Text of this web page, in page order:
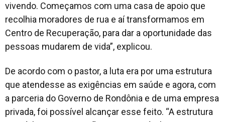
vivendo. Começamos com uma casa de apoio que
recolhia moradores de rua e aí transformamos em
Centro de Recuperação, para dar a oportunidade das
pessoas mudarem de vida”, explicou.
De acordo com o pastor, a luta era por uma estrutura
que atendesse as exigências em saúde e agora, com
a parceria do Governo de Rondônia e de uma empresa
privada, foi possível alcançar esse feito. “A estrutura